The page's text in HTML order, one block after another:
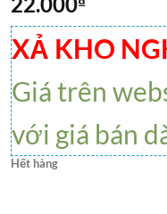
XẢ KHO
Giá trên
với giá bán
Hết hàng